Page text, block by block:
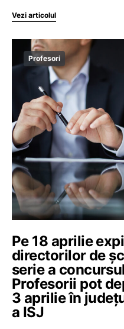
Vezi articolul
Profesori
Pe 18 aprilie
directorilor de
serie a
Profesorii pot
3 aprilie în
a ISJ